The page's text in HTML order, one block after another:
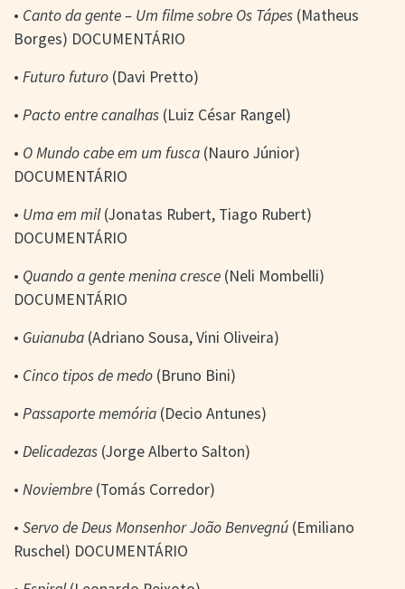
• Canto da gente – Um filme sobre Os Tápes (Matheus
Borges) DOCUMENTÁRIO
• Futuro futuro (Davi Pretto)
• Pacto entre canalhas (Luiz César Rangel)
• O Mundo cabe em um fusca (Nauro Júnior)
DOCUMENTÁRIO
• Uma em mil(Jonatas Rubert, Tiago Rubert)
DOCUMENTÁRIO
• Quando a gente menina cresce (Neli Mombelli)
DOCUMENTÁRIO
• Guianuba (Adriano Sousa, Vini Oliveira)
• Cinco tipos de medo (Bruno Bini)
• Passaporte memória (Decio Antunes)
• Delicadezas (Jorge Alberto Salton)
• Noviembre (Tomás Corredor)
• Servo de Deus Monsenhor João Benvegnú (Emiliano
Ruschel) DOCUMENTÁRIO